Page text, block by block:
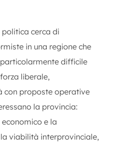
cerca di
in una regione che
difficile
liberale,
con proposte operative
la provincia:
e la
viabilità interprovinciale,